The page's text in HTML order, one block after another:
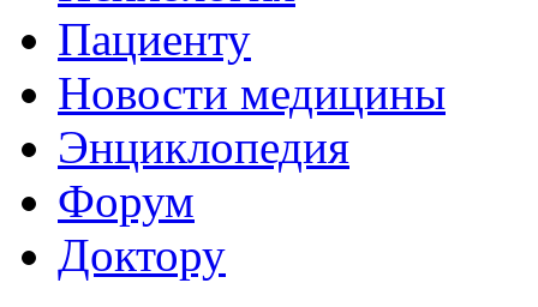
Пациенту
Новости медицины
Энциклопедия
Форум
Доктору